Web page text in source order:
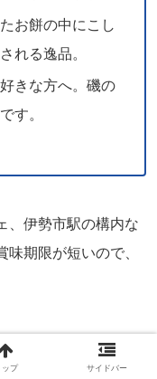
お餅の中にこし
れる逸品。
きな方へ。磯の
す。
、伊勢市駅の構内な
期限が短いので、
ップ サイドバー